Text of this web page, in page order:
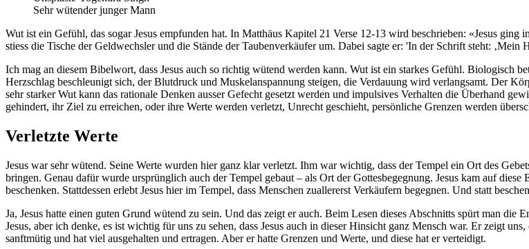
Sehr wütender junger Mann
Wut ist ein Gefühl, das sogar Jesus empfunden hat. In Matthäus Kapitel 21 Verse 12-13 wird beschrieben: «Jesus
stiess die Tische der Geldwechsler und die Stände der Taubenverkäufer um. Dabei sagte er: 'In der Schrift steht: ‚Mein
Ich mag an diesem Bibelwort, dass Jesus auch so richtig wütend werden kann. Wut ist ein starkes Gefühl. Biologisch
Herzschlag beschleunigt sich, der Blutdruck und Muskelanspannung steigen, die Verdauung wird verlangsamt. Der
sehr starker Wut kann das rationale Denken ausser Gefecht gesetzt werden und impulsives Verhalten die Überhand
gehindert, ihr Ziel zu erreichen, oder ihre Werte werden verletzt, Unrecht geschieht, persönliche Grenzen werden
Verletzte Werte
Jesus war sehr wütend. Seine Werte wurden hier ganz klar verletzt. Ihm war wichtig, dass der Tempel ein Ort des
bringen. Genau dafür wurde ursprünglich auch der Tempel gebaut – als Ort der Gottesbegegnung. Jesus kam auf
beschenken. Stattdessen erlebt Jesus hier im Tempel, dass Menschen zuallererst Verkäufern begegnen. Und statt
Ja, Jesus hatte einen guten Grund wütend zu sein. Und das zeigt er auch. Beim Lesen dieses Abschnitts spürt man
Jesus, aber ich denke, es ist wichtig für uns zu sehen, dass Jesus auch in dieser Hinsicht ganz Mensch war. Er zeigt
sanftmütig und hat viel ausgehalten und ertragen. Aber er hatte Grenzen und Werte, und diese hat er verteidigt.